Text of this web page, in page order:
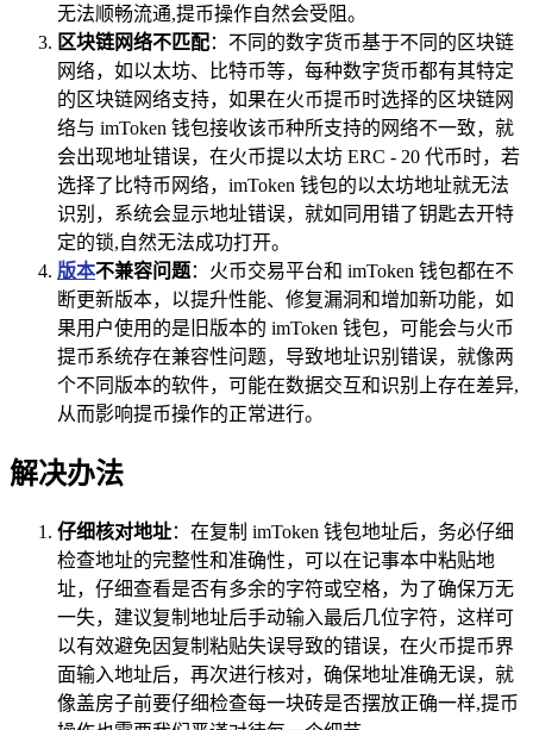
无法顺畅流通,提币操作自然会受阻。
区块链网络不匹配：不同的数字货币基于不同的区块链
网络，如以太坊、比特币等，每种数字货币都有其特定
的区块链网络支持，如果在火币提币时选择的区块链网
络与 imToken 钱包接收该币种所支持的网络不一致，就
会出现地址错误，在火币提以太坊 ERC - 20 代币时，若
选择了比特币网络，imToken 钱包的以太坊地址就无法
识别，系统会显示地址错误，就如同用错了钥匙去开特
定的锁,自然无法成功打开。
版本不兼容问题：火币交易平台和 imToken 钱包都在不
断更新版本，以提升性能、修复漏洞和增加新功能，如
果用户使用的是旧版本的 imToken 钱包，可能会与火币
提币系统存在兼容性问题，导致地址识别错误，就像两
个不同版本的软件，可能在数据交互和识别上存在差异,
从而影响提币操作的正常进行。
解决办法
仔细核对地址：在复制 imToken 钱包地址后，务必仔细
检查地址的完整性和准确性，可以在记事本中粘贴地
址，仔细查看是否有多余的字符或空格，为了确保万无
一失，建议复制地址后手动输入最后几位字符，这样可
以有效避免因复制粘贴失误导致的错误，在火币提币界
面输入地址后，再次进行核对，确保地址准确无误，就
像盖房子前要仔细检查每一块砖是否摆放正确一样,提币